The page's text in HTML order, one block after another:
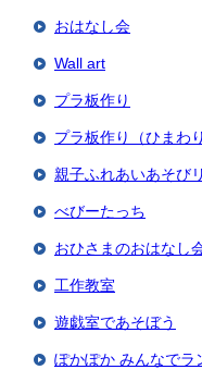
おはなし会
Wall art
プラ板作り
プラ板作り（ひまわり
親子ふれあいあそび
べびーたっち
おひさまのおはなし
工作教室
遊戯室であそぼう
ぽかぽか みんなでラ